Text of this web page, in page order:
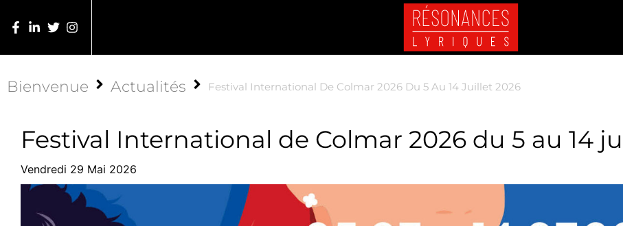
Bienvenue Actualités Festival International De Colmar 2026 Du 5 Au 14 Juillet 2026
Festival International de Colmar 2026 du 5 au 14
Vendredi 29 Mai 2026